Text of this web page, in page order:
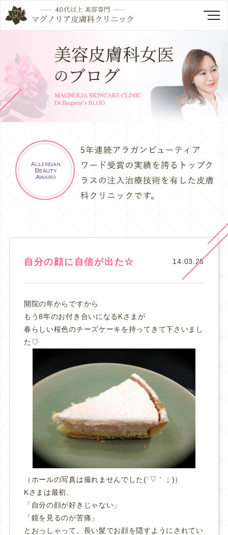
自分の顔に自信が出た☆ 14.03.26
開院の年からですから
もう8年のお付き合いになるKさまが
春らしい桜色のチーズケーキを持ってきて下さいまし
た♡
（ホールの写真は撮れませんでした(´▽｀；)）
Kさまは最初、
「自分の顔が好きじゃない」
「鏡を見るのが苦痛」
とおっしゃって、長い髪でお顔を隠すようにされてい